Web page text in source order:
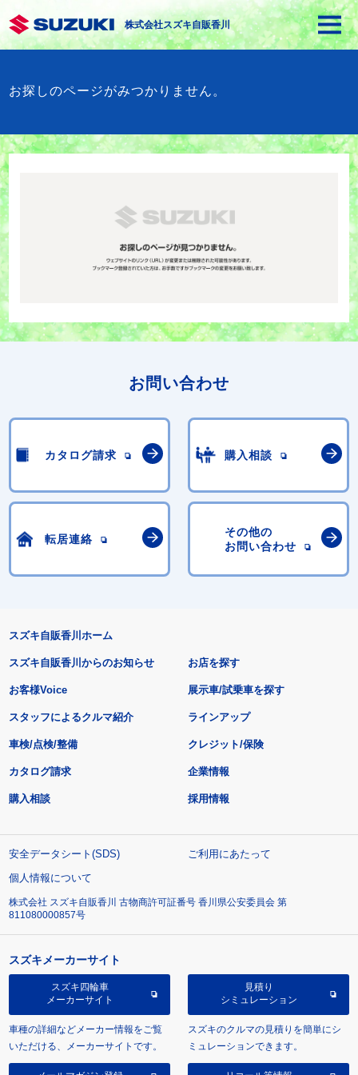
株式会社スズキ自販香川
お探しのページがみつかりません。
お問い合わせ
カタログ請求 購入相談
転居連絡
その他の
お問い合わせ
スズキ自販香川ホーム
スズキ自販香川からのお知らせ
お客様Voice
スタッフによるクルマ紹介
お店を探す
展示車/試乗車を探す
ラインアップ
車検/点検/整備 クレジット/保険
カタログ請求
購入相談
企業情報
採用情報
安全データシート(SDS)
ご利用にあたって
個人情報について
株式会社 スズキ自販香川 古物商許可証番号 香川県公安委員会 第
811080000857号
スズキメーカーサイト
スズキ四輪車
メーカーサイト
車種の詳細などメーカー情報をご覧
いただける、メーカーサイトです。
見積り
シミュレーション
スズキのクルマの見積りを簡単にシ
ミュレーションできます。